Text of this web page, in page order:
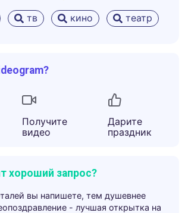
тв кино театр
Получите
видео
Дарите
праздник
хороший запрос?
вы напишете, тем душевнее
- лучшая открытка на